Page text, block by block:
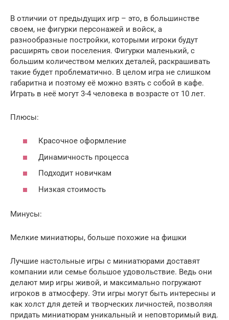
В отличии от предыдущих игр – это, в большинстве
своем, не фигурки персонажей и войск, а
разнообразные постройки, которыми игроки будут
расширять свои поселения. Фигурки маленький, с
большим количеством мелких деталей, раскрашивать
такие будет проблематично. В целом игра не слишком
габаритна и поэтому её можно взять с собой в кафе.
Играть в неё могут 3-4 человека в возрасте от 10 лет.
Плюсы:
Красочное оформление
Динамичность процесса
Подходит новичкам
Низкая стоимость
Минусы:
Мелкие миниатюры, больше похожие на фишки
Лучшие настольные игры с миниатюрами доставят
компании или семье большое удовольствие. Ведь они
делают мир игры живой, и максимально погружают
игроков в атмосферу. Эти игры могут быть интересны и
как холст для детей и творческих личностей, позволяя
придать миниатюрам уникальный и неповторимый вид.